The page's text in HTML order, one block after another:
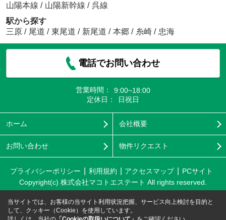
山陽本線 / 山陽新幹線 / 呉線
駅から探す
三原 / 尾道 / 東尾道 / 新尾道 / 本郷 / 糸崎 / 忠海
電話でお問い合わせ
営業時間：
9:00~18:00
定休日：
日祝日
ホーム 会社概要
お問い合わせ 物件リクエスト
プライバシーポリシー 利用規約 アクセスマップ
PCサイト
Copyright(c) 株式会社マコトエステート All rights reserved.
当サイトでは、お客様の当サイト利用状況把握、サービス向上検討を目的と
して、クッキー（Cookie）を使用しています。